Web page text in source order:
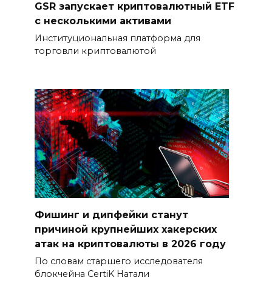
GSR запускает криптовалютный ETF
с несколькими активами
Институциональная платформа для
торговли криптовалютой
Фишинг и дипфейки станут
причиной крупнейших хакерских
атак на криптовалюты в 2026 году
По словам старшего исследователя
блокчейна CertiK Натали